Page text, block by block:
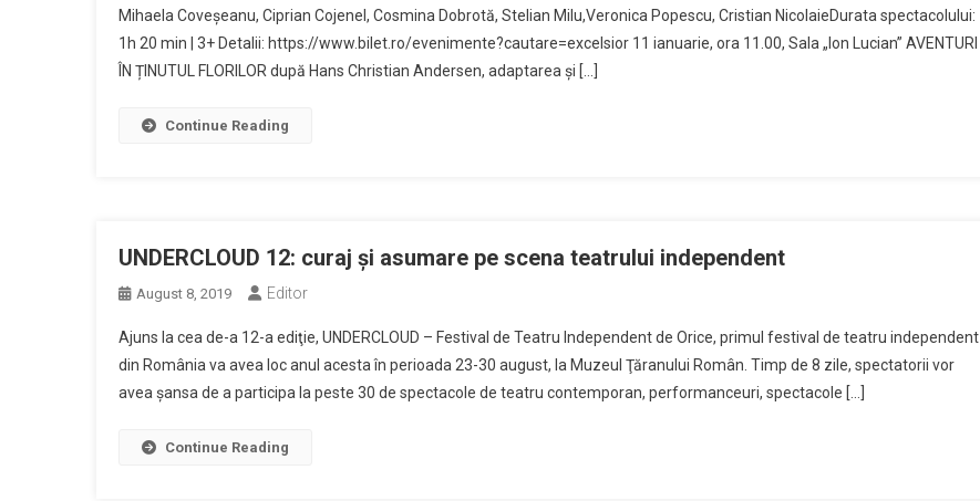
Mihaela Coveșeanu, Ciprian Cojenel, Cosmina Dobrotă, Stelian Milu,Veronica Popescu, Cristian NicolaieDurata spectacolului:
1h 20 min | 3+ Detalii: https://www.bilet.ro/evenimente?cautare=excelsior 11 ianuarie, ora 11.00, Sala „Ion Lucian” AVENTURI
ÎN ȚINUTUL FLORILOR după Hans Christian Andersen, adaptarea și […]
Continue Reading
UNDERCLOUD 12: curaj şi asumare pe scena teatrului independent
August 8, 2019 Editor
Ajuns la cea de-a 12-a ediţie, UNDERCLOUD – Festival de Teatru Independent de Orice, primul festival de teatru independent
din România va avea loc anul acesta în perioada 23-30 august, la Muzeul Ţăranului Român. Timp de 8 zile, spectatorii vor
avea şansa de a participa la peste 30 de spectacole de teatru contemporan, performanceuri, spectacole […]
Continue Reading